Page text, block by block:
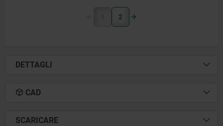
1 2
DETTAGLI
CAD
SCARICARE